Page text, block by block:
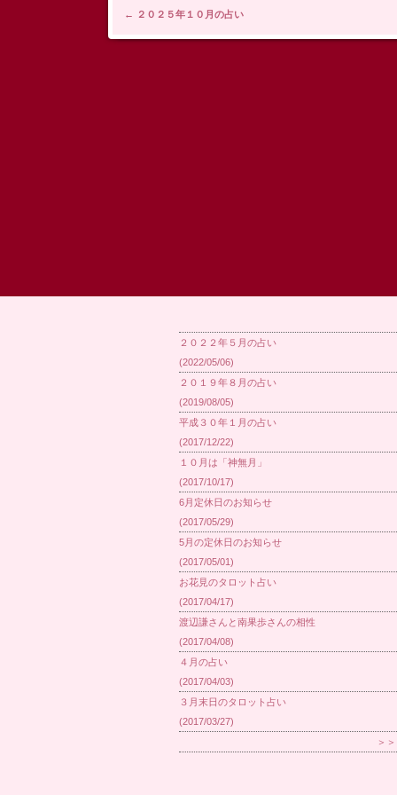
投稿ナビゲーション
← ２０２５年１０月の占い
２０２２年５月の占い
(2022/05/06)
２０１９年８月の占い
(2019/08/05)
平成３０年１月の占い
(2017/12/22)
１０月は「神無月」
(2017/10/17)
6月定休日のお知らせ
(2017/05/29)
5月の定休日のお知らせ
(2017/05/01)
お花見のタロット占い
(2017/04/17)
渡辺謙さんと南果歩さんの相性
(2017/04/08)
４月の占い
(2017/04/03)
３月末日のタロット占い
(2017/03/27)
＞